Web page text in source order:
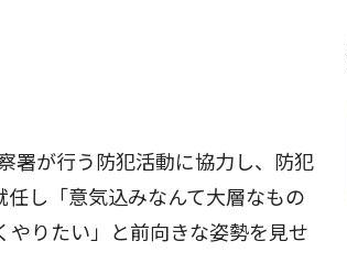
署が行う防犯活動に協力し、防犯
し「意気込みなんて大層なもの
やりたい」と前向きな姿勢を見せ